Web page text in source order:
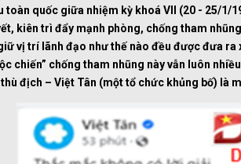
toàn quốc giữa nhiệm kỳ khoá VII (20 - 25/1/
kiên trì đẩy mạnh phòng, chống tham
vị trí lãnh đạo như thế nào đều được đưa
chiến” chống tham nhũng này vẫn luôn
thù địch – Việt Tân (một tổ chức khủng bố) là